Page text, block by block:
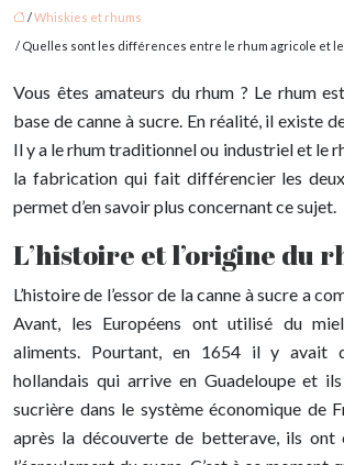
/Whiskies et rhums
/ Quelles sont les différences entre le rhum agricole et
Vous êtes amateurs du rhum ? Le rhum
base de canne à sucre. En réalité, il existe
Il y a le rhum traditionnel ou industriel et le
la fabrication qui fait différencier les
permet d’en savoir plus concernant ce sujet.
L’histoire et l’origine du
L’histoire de l’essor de la canne à sucre a
Avant, les Européens ont utilisé du
aliments. Pourtant, en 1654 il y avait
hollandais qui arrive en Guadeloupe et
sucrière dans le système économique de
après la découverte de betterave, ils ont